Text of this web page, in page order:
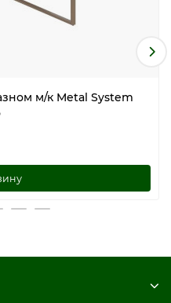
м/к Metal System